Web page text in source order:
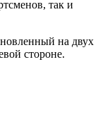
так и
на двух
стороне.